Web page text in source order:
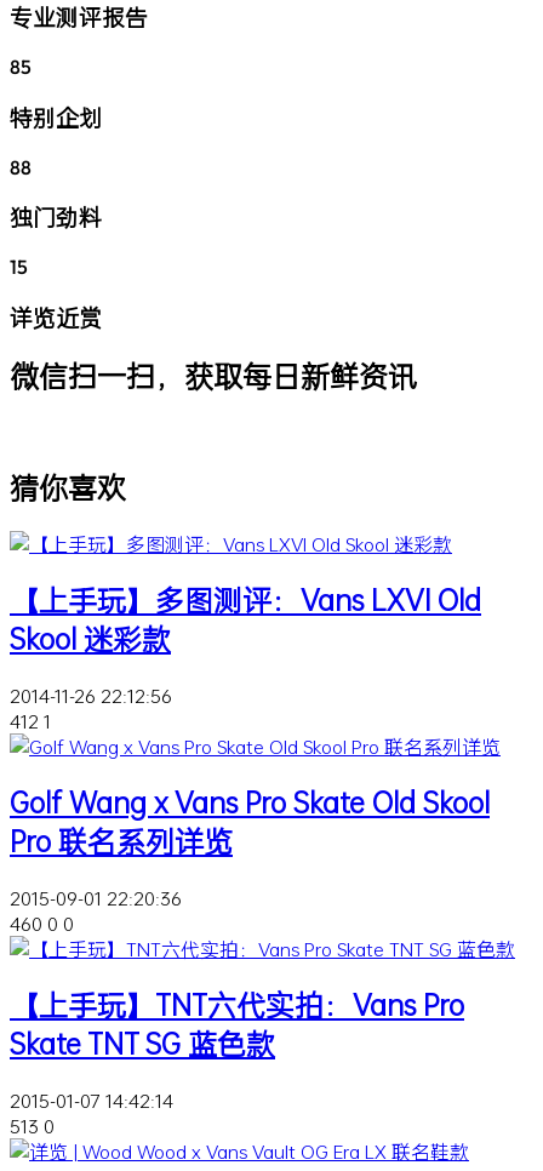
专业测评报告
85
特别企划
88
独门劲料
15
详览近赏
微信扫一扫，获取每日新鲜资讯
猜你喜欢
【上手玩】多图测评：Vans LXVI Old
Skool 迷彩款
2014-11-26 22:12:56
412 1
Golf Wang x Vans Pro Skate Old Skool
Pro 联名系列详览
2015-09-01 22:20:36
460 0 0
【上手玩】TNT六代实拍：Vans Pro
Skate TNT SG 蓝色款
2015-01-07 14:42:14
513 0